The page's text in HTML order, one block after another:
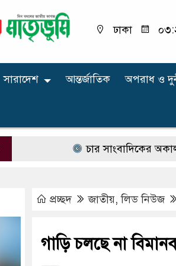
ঢাকা
সারাদেশ আন্তর্জাতিক অপরাধ ‍ও
চার সাংবাদিকের অকাল মৃত্যুতে
প্রচ্ছদ জাতীয়,লিড নিউজ
গাড়ি চলছে না